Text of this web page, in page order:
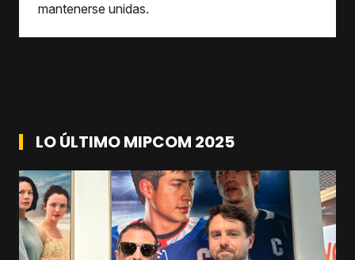
mantenerse unidas.
LO ÚLTIMO MIPCOM 2025